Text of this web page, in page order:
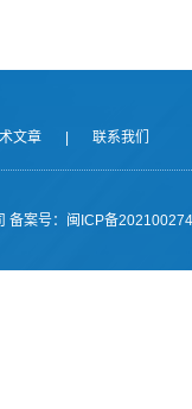
文章 联系我们
备案号：闽ICP备